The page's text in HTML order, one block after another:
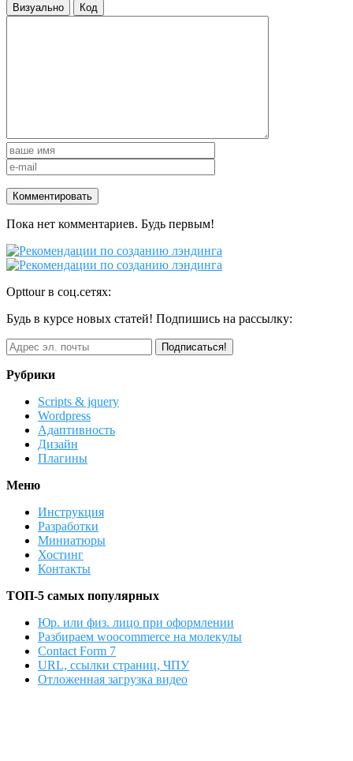
Визуально Код
Пока нет комментариев. Будь первым!
Opttour в соц.сетях:
Будь в курсе новых статей! Подпишись на рассылку:
Рубрики
Scripts & jquery
Wordpress
Адаптивность
Дизайн
Плагины
Меню
Инструкция
Разработки
Миниатюры
Хостинг
Контакты
ТОП-5 самых популярных
Юр. или физ. лицо при оформлении
Разбираем woocommerce на молекулы
Contact Form 7
URL, ссылки страниц, ЧПУ
Отложенная загрузка видео